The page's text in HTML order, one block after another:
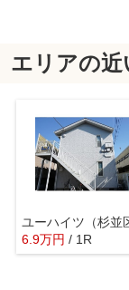
エリアの近
ユーハイツ（杉並
6.9万円 / 1R